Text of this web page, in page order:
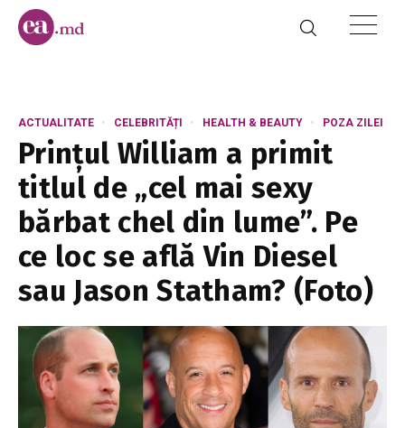
ACTUALITATE CELEBRITĂȚI HEALTH & BEAUTY POZA ZILEI
Prințul William a primit
titlul de „cel mai sexy
bărbat chel din lume”. Pe
ce loc se află Vin Diesel
sau Jason Statham? (Foto)